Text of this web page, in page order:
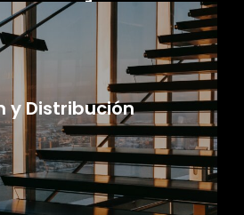
y Distribución